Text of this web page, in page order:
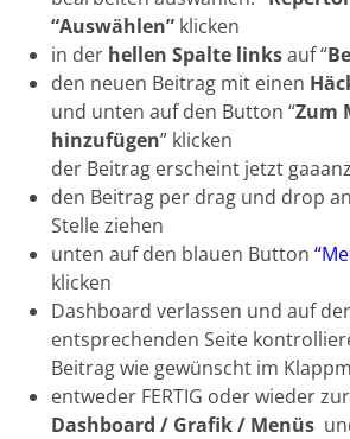
“Auswählen” klicken
in der hellen Spalte linksauf “
den neuen Beitrag mit einen
und unten auf den Button “Zum
hinzufügen” klicken
der Beitrag erscheint jetzt
den Beitrag per drag und drop
Stelle ziehen
unten auf den blauen Button
klicken
Dashboard verlassen und auf der
entsprechenden Seite
Beitrag wie gewünscht im
entweder FERTIG oder wieder
Dashboard / Grafik / Menüs